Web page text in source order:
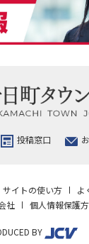
投稿窓口
サイトの使い方
よ
社 個人情報保護
BY